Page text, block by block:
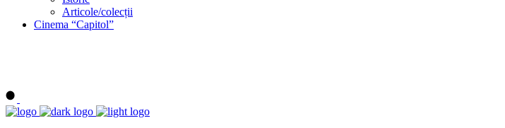
Articole/colecții
Cinema “Capitol”